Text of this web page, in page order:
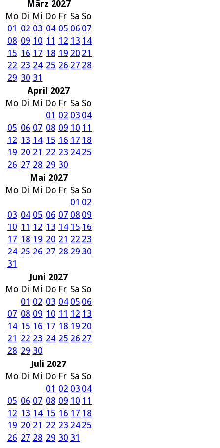
März 2027
Mo Di Mi Do Fr Sa So
01 02 03 04 05 06 07
08 09 10 11 12 13 14
15 16 17 18 19 20 21
22 23 24 25 26 27 28
29 30 31
April 2027
Mo Di Mi Do Fr Sa So
01 02 03 04
05 06 07 08 09 10 11
12 13 14 15 16 17 18
19 20 21 22 23 24 25
26 27 28 29 30
Mai 2027
Mo Di Mi Do Fr Sa So
01 02
03 04 05 06 07 08 09
10 11 12 13 14 15 16
17 18 19 20 21 22 23
24 25 26 27 28 29 30
31
Juni 2027
Mo Di Mi Do Fr Sa So
01 02 03 04 05 06
07 08 09 10 11 12 13
14 15 16 17 18 19 20
21 22 23 24 25 26 27
28 29 30
Juli 2027
Mo Di Mi Do Fr Sa So
01 02 03 04
05 06 07 08 09 10 11
12 13 14 15 16 17 18
19 20 21 22 23 24 25
26 27 28 29 30 31